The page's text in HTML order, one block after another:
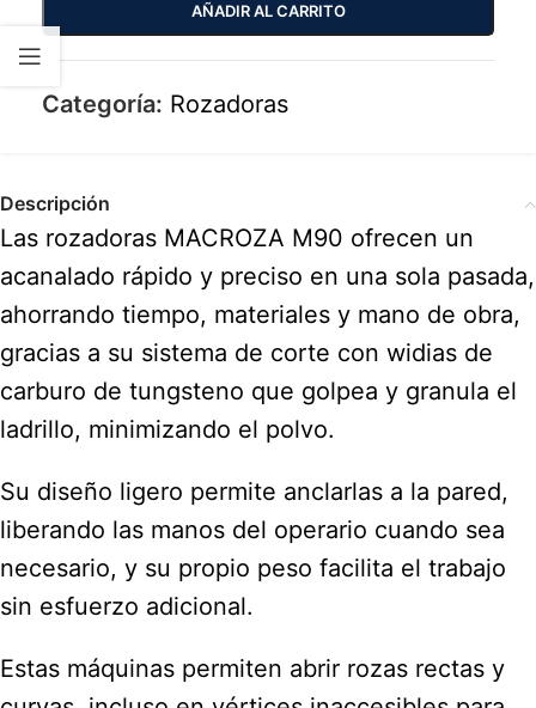
AÑADIR AL CARRITO
Categoría: Rozadoras
Descripción
Las rozadoras MACROZA M90 ofrecen un
acanalado rápido y preciso en una sola pasada,
ahorrando tiempo, materiales y mano de obra,
gracias a su sistema de corte con widias de
carburo de tungsteno que golpea y granula el
ladrillo, minimizando el polvo.
Su diseño ligero permite anclarlas a la pared,
liberando las manos del operario cuando sea
necesario, y su propio peso facilita el trabajo
sin esfuerzo adicional.
Estas máquinas permiten abrir rozas rectas y